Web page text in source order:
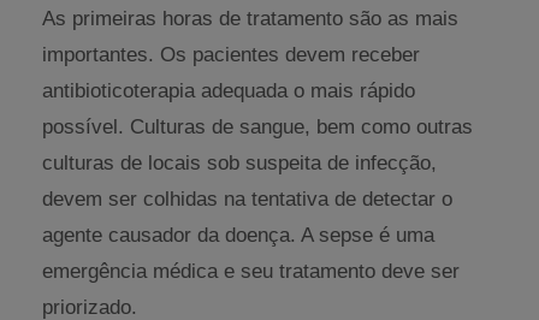
As primeiras horas de tratamento são as mais
importantes. Os pacientes devem receber
antibioticoterapia adequada o mais rápido
possível. Culturas de sangue, bem como outras
culturas de locais sob suspeita de infecção,
devem ser colhidas na tentativa de detectar o
agente causador da doença. A sepse é uma
emergência médica e seu tratamento deve ser
priorizado.